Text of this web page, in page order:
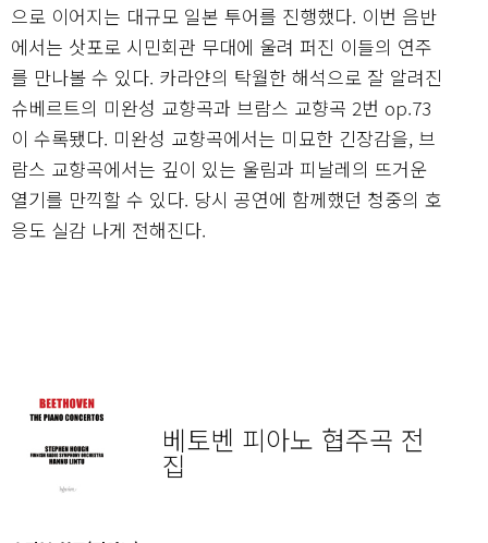
으로 이어지는 대규모 일본 투어를 진행했다. 이번 음반
에서는 삿포로 시민회관 무대에 울려 퍼진 이들의 연주
를 만나볼 수 있다. 카라얀의 탁월한 해석으로 잘 알려진
슈베르트의 미완성 교향곡과 브람스 교향곡 2번 op.73
이 수록됐다. 미완성 교향곡에서는 미묘한 긴장감을, 브
람스 교향곡에서는 깊이 있는 울림과 피날레의 뜨거운
열기를 만끽할 수 있다. 당시 공연에 함께했던 청중의 호
응도 실감 나게 전해진다.
베토벤 피아노 협주곡 전
집